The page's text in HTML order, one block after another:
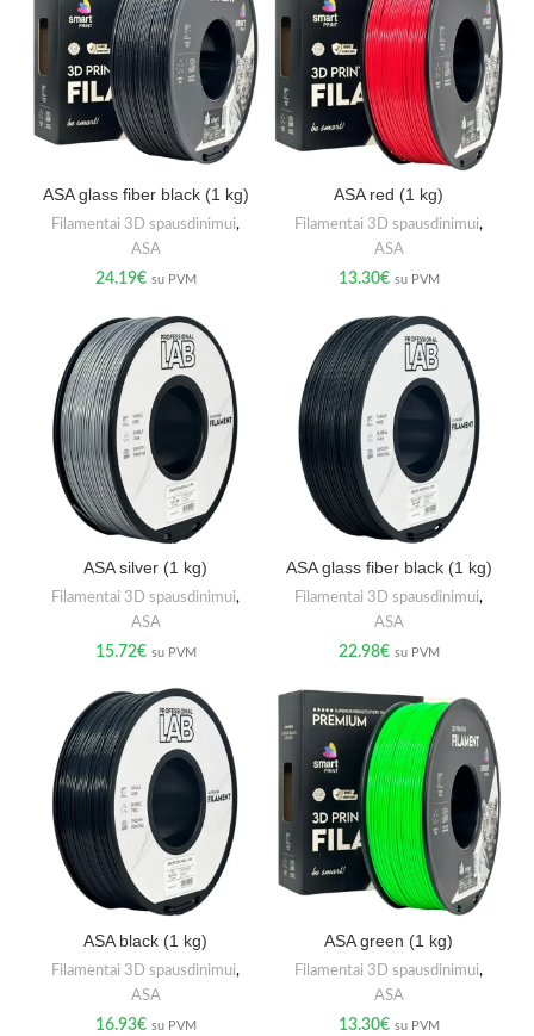
ASA glass fiber black (1 kg)
Filamentai 3D spausdinimui,
ASA
24.19€ su PVM
ASA red (1 kg)
Filamentai 3D spausdinimui,
ASA
13.30€ su PVM
ASA silver (1 kg)
Filamentai 3D spausdinimui,
ASA
15.72€ su PVM
ASA glass fiber black (1 kg)
Filamentai 3D spausdinimui,
ASA
22.98€ su PVM
ASA black (1 kg)
Filamentai 3D spausdinimui,
ASA
16.93€ su PVM
ASA green (1 kg)
Filamentai 3D spausdinimui,
ASA
13.30€ su PVM